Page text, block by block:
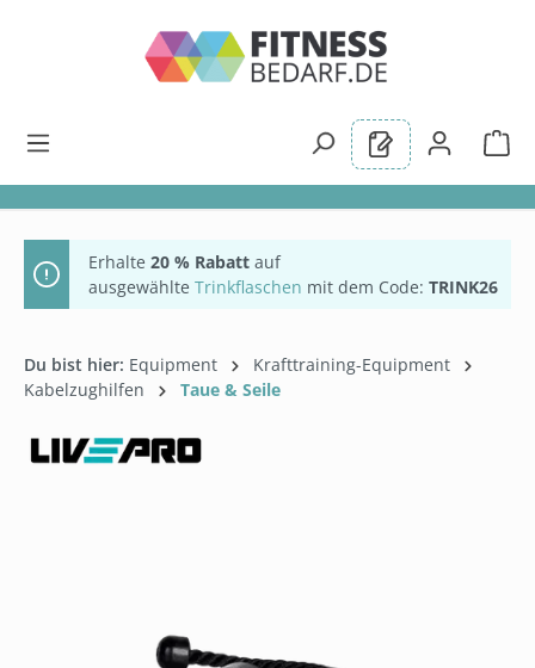
Erhalte 20 % Rabatt auf
ausgewählte Trinkflaschen mit dem Code: TRINK26
Du bist hier: Equipment
Krafttraining-Equipment
Kabelzughilfen
Taue & Seile